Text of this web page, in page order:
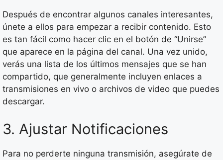
Después de encontrar algunos canales interesantes,
únete a ellos para empezar a recibir contenido. Esto
es tan fácil como hacer clic en el botón de “Unirse”
que aparece en la página del canal. Una vez unido,
verás una lista de los últimos mensajes que se han
compartido, que generalmente incluyen enlaces a
transmisiones en vivo o archivos de video que puedes
descargar.
3. Ajustar Notificaciones
Para no perderte ninguna transmisión, asegúrate de